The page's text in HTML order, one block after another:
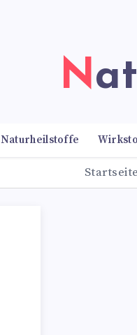
Naturheilstoffe
Startseite